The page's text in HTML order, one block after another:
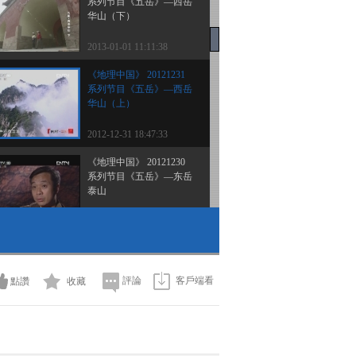
华山（下）
2013-01-01 11:11:38
《地理中国》 20121231
系列节目《五岳》—西岳
华山（上）
2012-12-31 18:47:33
《地理中国》 20121230
系列节目《五岳》—东岳
泰山
2012-12-29 19:17:58
探秘白银坨
點讚 收藏 評論 客戶端看